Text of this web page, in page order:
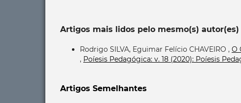
Artigos mais lidos pelo mesmo(s) autor(es)
Rodrigo SILVA, Eguimar Felício CHAVEIRO , O
, Poíesis Pedagógica: v. 18 (2020): Poíesis
Artigos Semelhantes